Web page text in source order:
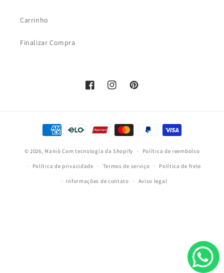
Carrinho
Finalizar Compra
FacebookInstagramPinterest
Formas
de
pagamento
© 2026, Maniò Com tecnologia da Shopify Política de reembolso
Política de privacidade Termos de serviço Política de frete
Informações de contato Aviso legal